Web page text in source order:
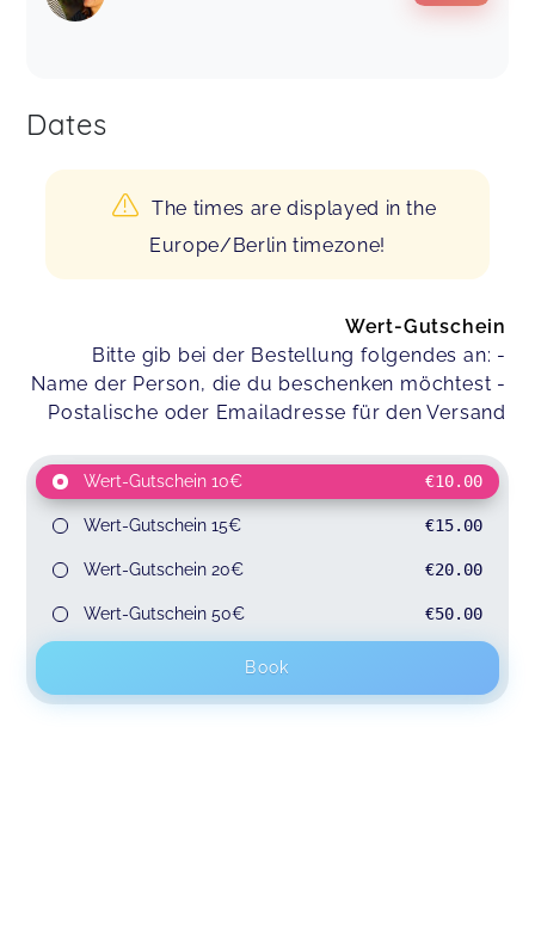
Dates
The times are displayed in the
Europe/Berlin timezone!
Wert-Gutschein
Bitte gib bei der Bestellung folgendes an: -
Name der Person, die du beschenken möchtest -
Postalische oder Emailadresse für den Versand
Wert-Gutschein 10€ €10.00
Wert-Gutschein 15€ €15.00
Wert-Gutschein 20€ €20.00
Wert-Gutschein 50€ €50.00
Book